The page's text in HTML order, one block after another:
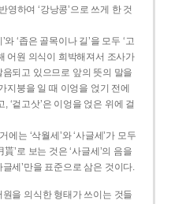
하여 ‘강낭콩’으로 쓰게 한 것
‘좁은 골목이나 길’을 모두 ‘고
어원 의식이 희박해져서 조사가
되고 있으므로 앞의 뜻의 말을
지붕을 일 때 이엉을 얹기 전에
‘겉고삿’은 이엉을 얹은 위에 걸
는 ‘삭월세’와 ‘사글세’가 모두
’로 보는 것은 ‘사글세’의 음을
세’만을 표준으로 삼은 것이다.
을 의식한 형태가 쓰이는 것들